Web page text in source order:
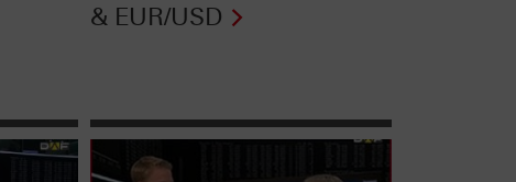
& EUR/USD